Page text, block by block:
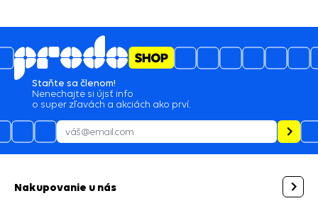
Staňte sa členom!
Nenechajte si újsť info
o super zľavách a akciách ako prví.
Nakupovanie u nás